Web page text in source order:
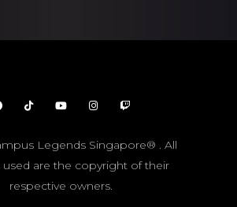
Legends Singapore® . All
used are the copyright of their
respective owners.